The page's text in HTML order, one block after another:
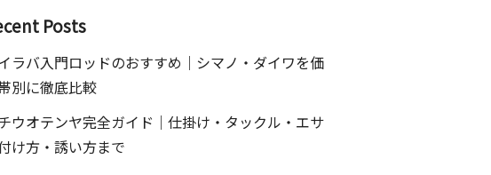
Posts
ラバ入門ロッドのおすすめ｜シマノ・ダイワを価
別に徹底比較
ウオテンヤ完全ガイド｜仕掛け・タックル・エサ
け方・誘い方まで